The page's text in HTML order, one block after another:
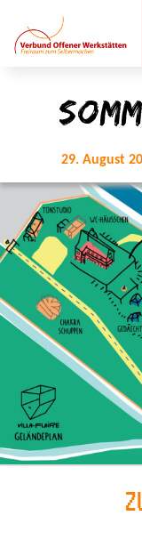
29. August